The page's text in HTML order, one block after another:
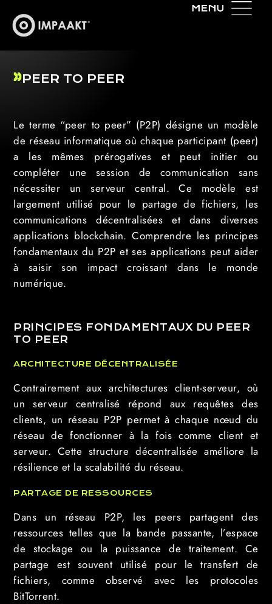
PEER TO PEER
Le terme “peer to peer” (P2P) désigne un modèle
de réseau informatique où chaque participant (peer)
a les mêmes prérogatives et peut initier ou
compléter une session de communication sans
nécessiter un serveur central. Ce modèle est
largement utilisé pour le partage de fichiers, les
communications décentralisées et dans diverses
applications blockchain. Comprendre les principes
fondamentaux du P2P et ses applications peut aider
à saisir son impact croissant dans le monde
numérique.
PRINCIPES FONDAMENTAUX DU PEER
TO PEER
ARCHITECTURE DÉCENTRALISÉE
Contrairement aux architectures client-serveur, où
un serveur centralisé répond aux requêtes des
clients, un réseau P2P permet à chaque nœud du
réseau de fonctionner à la fois comme client et
serveur. Cette structure décentralisée améliore la
résilience et la scalabilité du réseau.
PARTAGE DE RESSOURCES
Dans un réseau P2P, les peers partagent des
ressources telles que la bande passante, l’espace
de stockage ou la puissance de traitement. Ce
partage est souvent utilisé pour le transfert de
fichiers, comme observé avec les protocoles
BitTorrent.